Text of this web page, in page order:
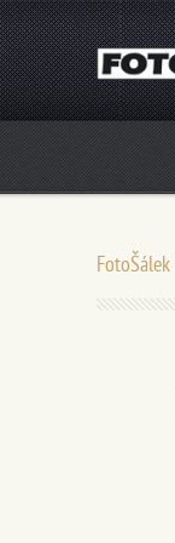
FotoŠálek